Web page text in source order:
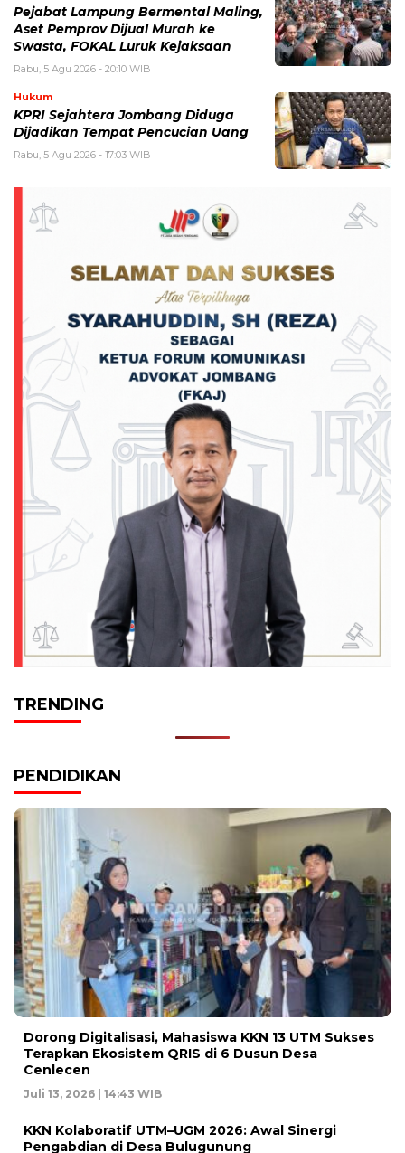
Pejabat Lampung Bermental Maling,
Aset Pemprov Dijual Murah ke
Swasta, FOKAL Luruk Kejaksaan
Rabu, 5 Agu 2026 - 20:10 WIB
Hukum
KPRI Sejahtera Jombang Diduga
Dijadikan Tempat Pencucian Uang
Rabu, 5 Agu 2026 - 17:03 WIB
TRENDING
PENDIDIKAN
Dorong Digitalisasi, Mahasiswa KKN 13 UTM Sukses
Terapkan Ekosistem QRIS di 6 Dusun Desa
Cenlecen
Juli 13, 2026 | 14:43 WIB
KKN Kolaboratif UTM–UGM 2026: Awal Sinergi
Pengabdian di Desa Bulugunung